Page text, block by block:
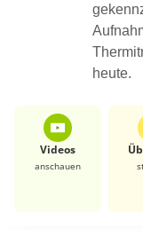
heute.
Videos
anschauen